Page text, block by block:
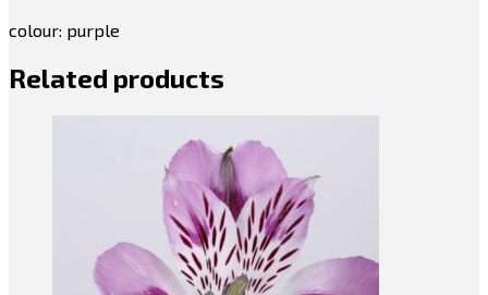
colour: purple
Related products